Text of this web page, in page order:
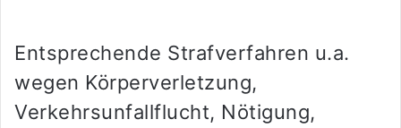
Entsprechende Strafverfahren u.a.
wegen Körperverletzung,
Verkehrsunfallflucht, Nötigung,